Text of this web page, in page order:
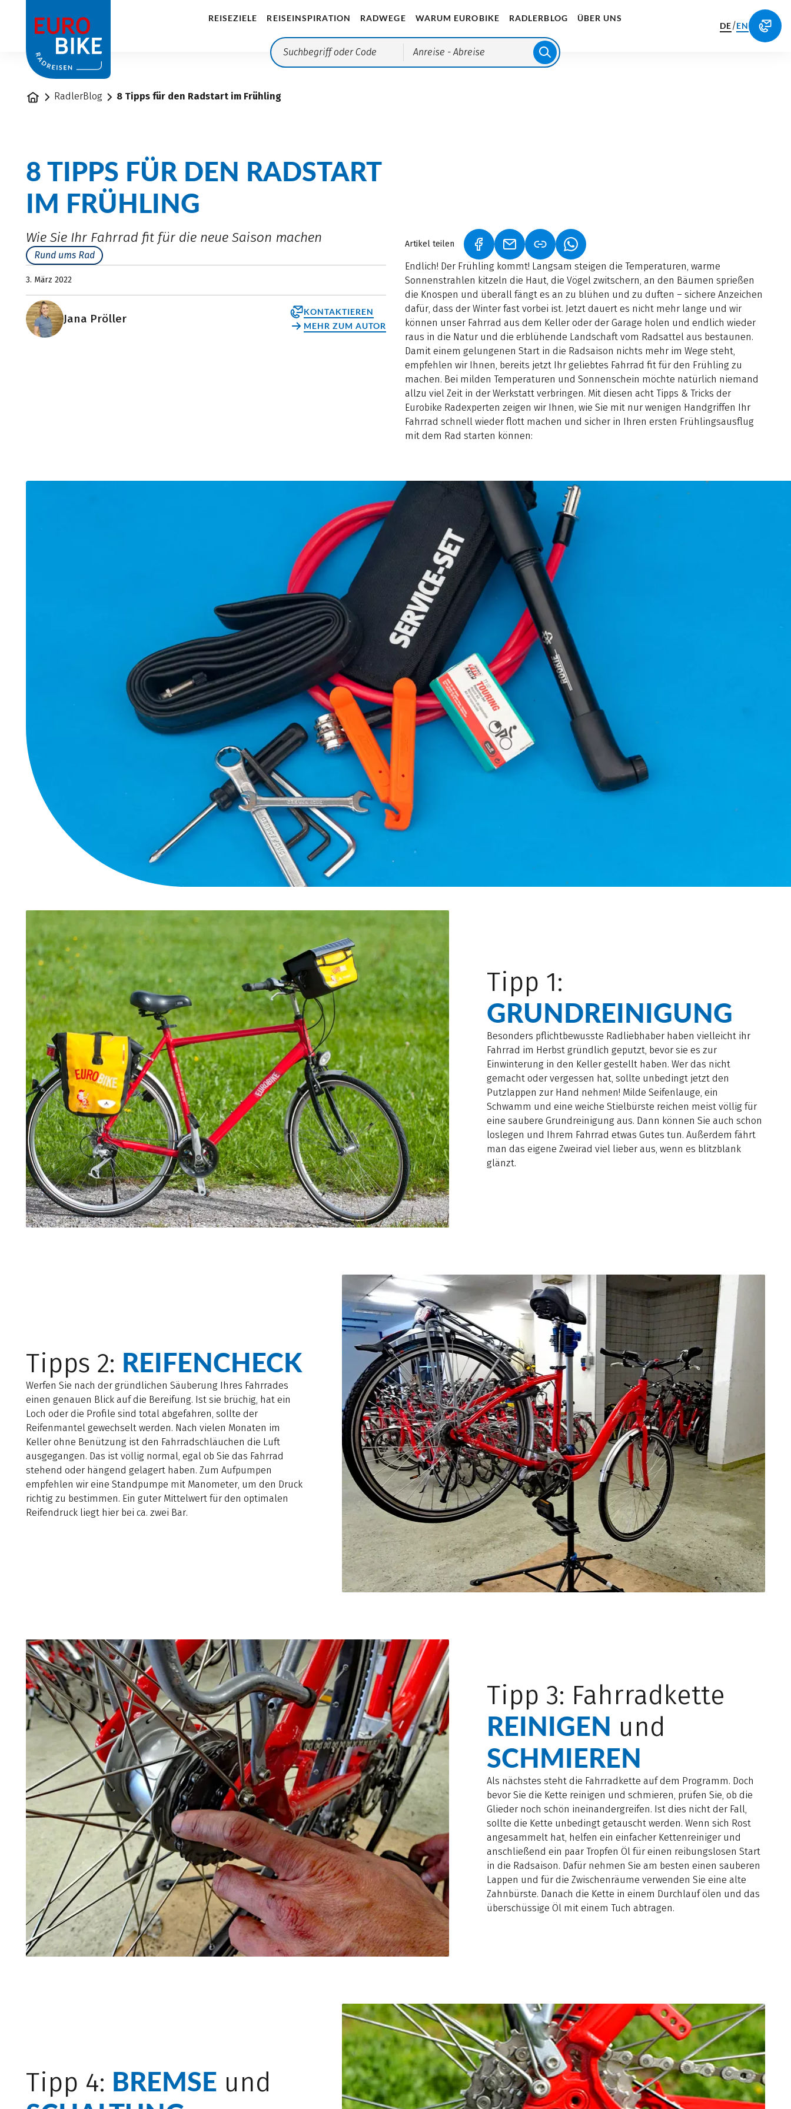
REISEZIELE REISEINSPIRATION RADWEGE WARUM EUROBIKE RADLERBLOG ÜBER UNS
Anreise - Abreise
DE/EN
StartseiteRadlerBlog 8 Tipps für den Radstart im Frühling
8 TIPPS FÜR DEN RADSTART
IM FRÜHLING
Wie Sie Ihr Fahrrad fit für die neue Saison machen
Rund ums Rad
3. März 2022
Jana Pröller
KONTAKTIEREN
MEHR ZUM AUTOR
Artikel teilen (LINK ÖFFNET IN NEUEM TAB)
(LINK ÖFFNET IN NEUEM TAB)
(LINK ÖFFNET IN NEUEM TAB)
Endlich! Der Frühling kommt! Langsam steigen die Temperaturen, warme
Sonnenstrahlen kitzeln die Haut, die Vögel zwitschern, an den Bäumen sprießen
die Knospen und überall fängt es an zu blühen und zu duften – sichere Anzeichen
dafür, dass der Winter fast vorbei ist. Jetzt dauert es nicht mehr lange und wir
können unser Fahrrad aus dem Keller oder der Garage holen und endlich wieder
raus in die Natur und die erblühende Landschaft vom Radsattel aus bestaunen.
Damit einem gelungenen Start in die Radsaison nichts mehr im Wege steht,
empfehlen wir Ihnen, bereits jetzt Ihr geliebtes Fahrrad fit für den Frühling zu
machen. Bei milden Temperaturen und Sonnenschein möchte natürlich niemand
allzu viel Zeit in der Werkstatt verbringen. Mit diesen acht Tipps & Tricks der
Eurobike Radexperten zeigen wir Ihnen, wie Sie mit nur wenigen Handgriffen Ihr
Fahrrad schnell wieder flott machen und sicher in Ihren ersten Frühlingsausflug
mit dem Rad starten können:
Tipp 1:
GRUNDREINIGUNG
Besonders pflichtbewusste Radliebhaber haben vielleicht ihr
Fahrrad im Herbst gründlich geputzt, bevor sie es zur
Einwinterung in den Keller gestellt haben. Wer das nicht
gemacht oder vergessen hat, sollte unbedingt jetzt den
Putzlappen zur Hand nehmen! Milde Seifenlauge, ein
Schwamm und eine weiche Stielbürste reichen meist völlig für
eine saubere Grundreinigung aus. Dann können Sie auch schon
loslegen und Ihrem Fahrrad etwas Gutes tun. Außerdem fährt
man das eigene Zweirad viel lieber aus, wenn es blitzblank
glänzt.
Tipps 2: REIFENCHECK
Werfen Sie nach der gründlichen Säuberung Ihres Fahrrades
einen genauen Blick auf die Bereifung. Ist sie brüchig, hat ein
Loch oder die Profile sind total abgefahren, sollte der
Reifenmantel gewechselt werden. Nach vielen Monaten im
Keller ohne Benützung ist den Fahrradschläuchen die Luft
ausgegangen. Das ist völlig normal, egal ob Sie das Fahrrad
stehend oder hängend gelagert haben. Zum Aufpumpen
empfehlen wir eine Standpumpe mit Manometer, um den Druck
richtig zu bestimmen. Ein guter Mittelwert für den optimalen
Reifendruck liegt hier bei ca. zwei Bar.
Tipp 3: Fahrradkette
REINIGEN und
SCHMIEREN
Als nächstes steht die Fahrradkette auf dem Programm. Doch
bevor Sie die Kette reinigen und schmieren, prüfen Sie, ob die
Glieder noch schön ineinandergreifen. Ist dies nicht der Fall,
sollte die Kette unbedingt getauscht werden. Wenn sich Rost
angesammelt hat, helfen ein einfacher Kettenreiniger und
anschließend ein paar Tropfen Öl für einen reibungslosen Start
in die Radsaison. Dafür nehmen Sie am besten einen sauberen
Lappen und für die Zwischenräume verwenden Sie eine alte
Zahnbürste. Danach die Kette in einem Durchlauf ölen und das
überschüssige Öl mit einem Tuch abtragen.
Tipp 4: BREMSE und